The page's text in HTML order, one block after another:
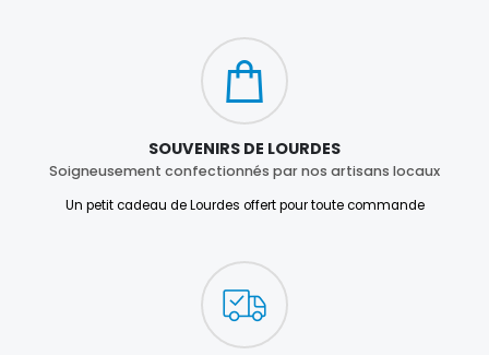
SOUVENIRS DE LOURDES
Soigneusement confectionnés par nos artisans locaux
Un petit cadeau de Lourdes offert pour toute commande